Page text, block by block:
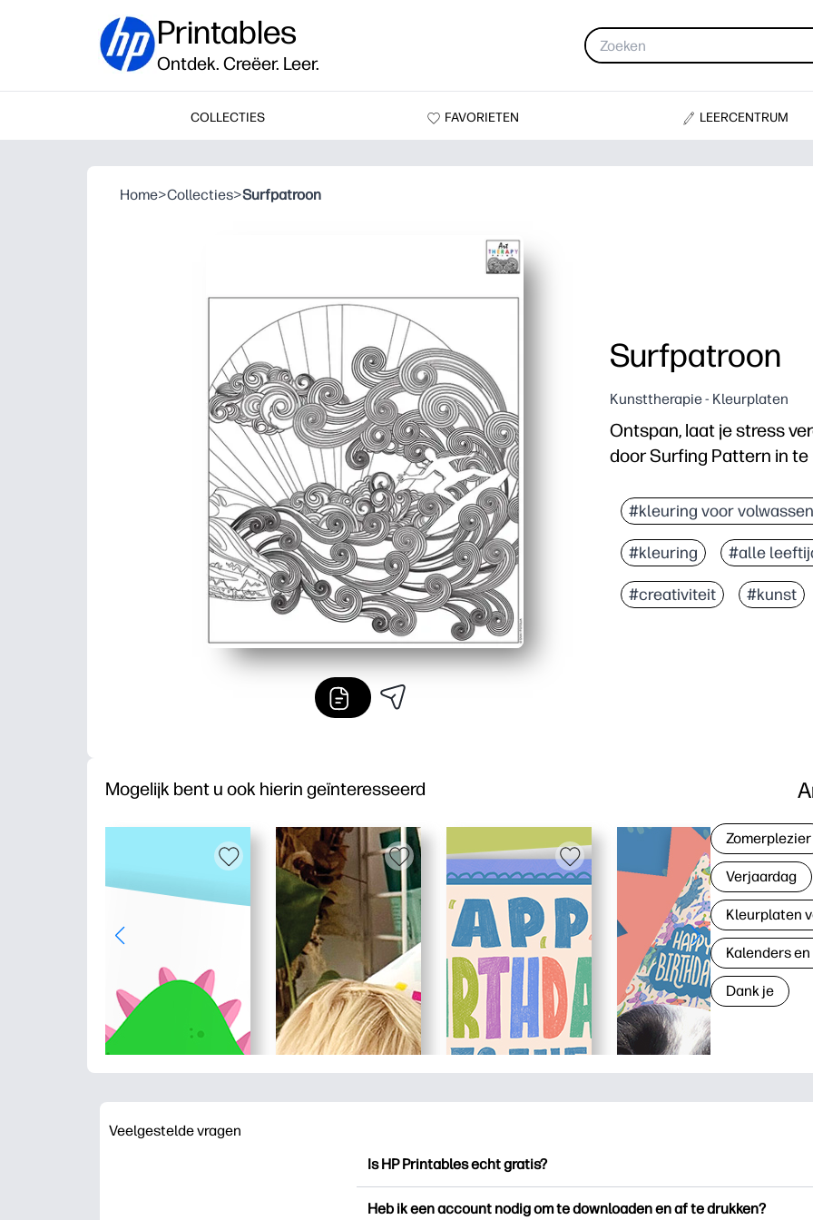
Printables
Ontdek. Creëer. Leer.
COLLECTIES FAVORIETEN LEERCENTRUM
Home>Collecties>Surfpatroon
Surfpatroon
Kunsttherapie - Kleurplaten
Ontspan, laat je stress
door Surfing Pattern in te
Je hebt geen
Patronen met een
Ondersteunt de fijne
Perfect voor in de
#kleuring voor
#kleuring #alle
#creativiteit #kunst
Mogelijk bent u ook hierin geïnteresseerd
Zomerplezier
Verjaardag
Kleurplaten
Kalenders
Dank je
Veelgestelde vragen
Is HP Printables echt gratis?
Heb ik een account nodig om te downloaden en af te drukken?